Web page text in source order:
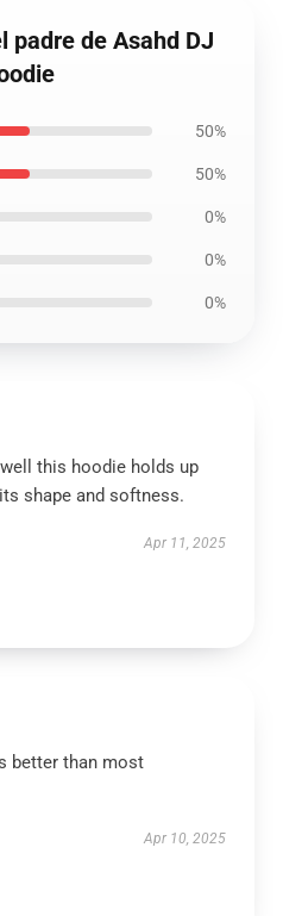
padre de Asahd DJ
50%
50%
0%
0%
0%
this hoodie holds up
shape and softness.
Apr 11, 2025
better than most
Apr 10, 2025